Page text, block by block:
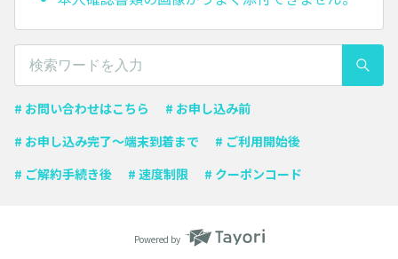
# お問い合わせはこちら
# お申し込み前
# お申し込み完了〜端末到着まで
# ご利用開始後
# ご解約手続き後
# 速度制限 # クーポンコード
Powered by